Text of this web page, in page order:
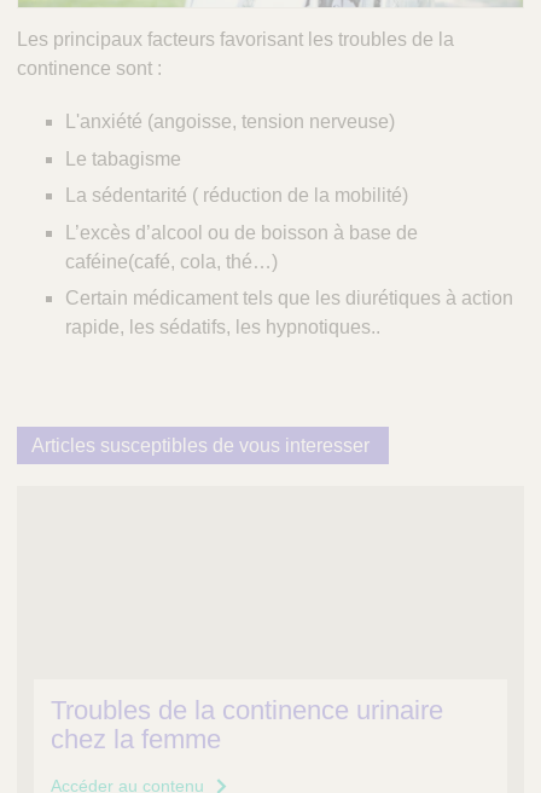
Les principaux facteurs favorisant les troubles de la
continence sont :
L'anxiété (angoisse, tension nerveuse)
Le tabagisme
La sédentarité ( réduction de la mobilité)
L’excès d’alcool ou de boisson à base de
caféine(café, cola, thé…)
Certain médicament tels que les diurétiques à action
rapide, les sédatifs, les hypnotiques..
Articles susceptibles de vous interesser
Troubles de la continence urinaire
chez la femme
Accéder au contenu